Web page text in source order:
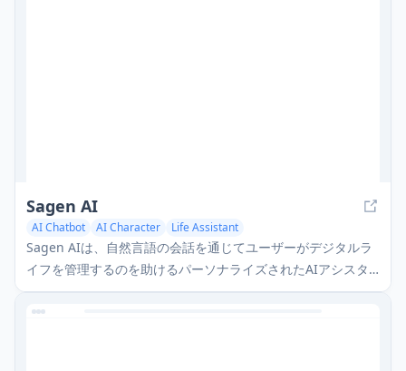
Sagen AI
AI Chatbot AI Character Life Assistant
Sagen AIは、自然言語の会話を通じてユーザーがデジタルラ
イフを管理するのを助けるパーソナライズされたAIアシスタ
ントです。